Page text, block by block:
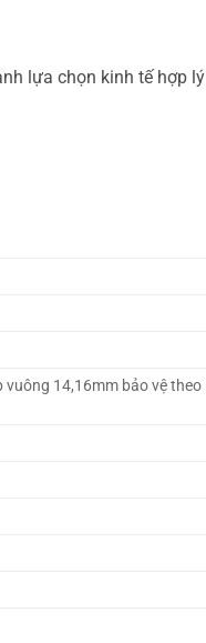
lựa chọn kinh tế hợp
14,16mm bảo vệ theo